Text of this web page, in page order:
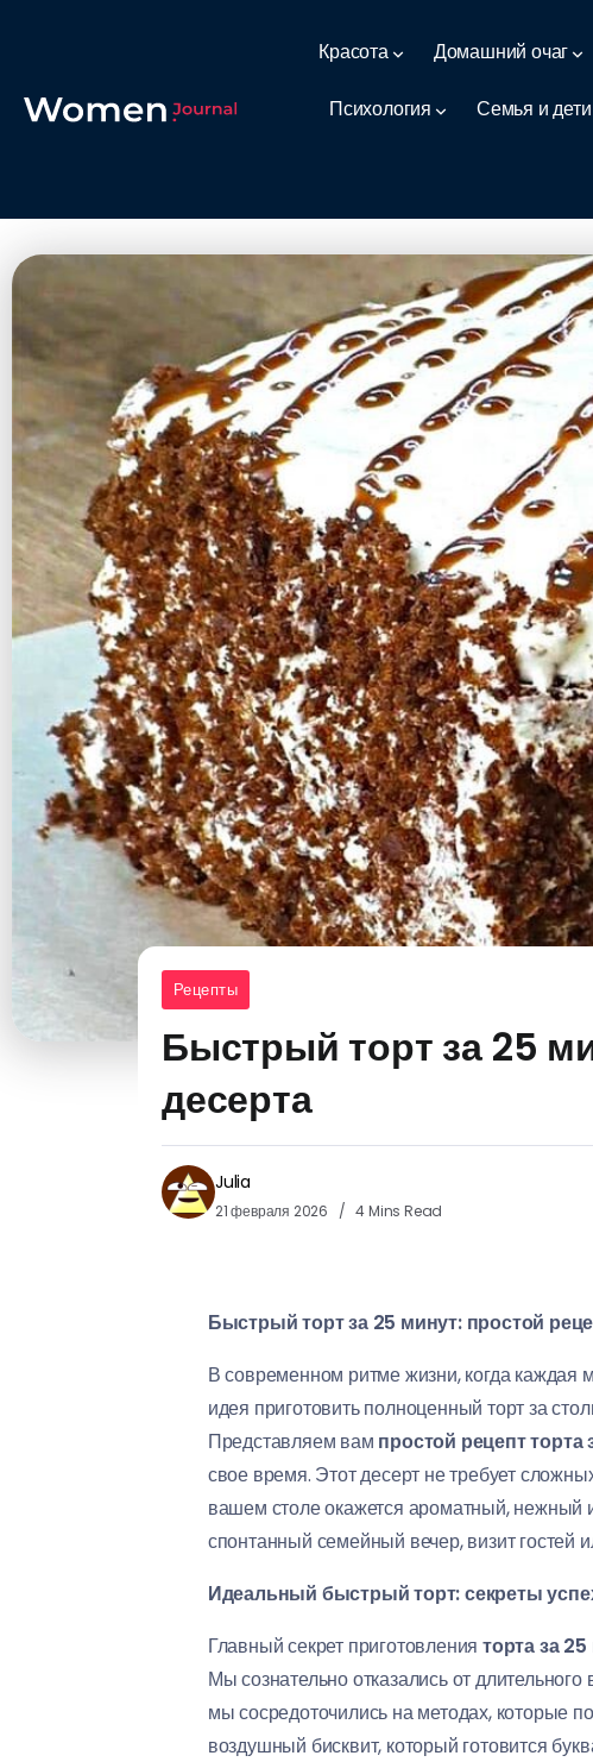
Красота Домашний очаг
Психология Семья и дети
Рецепты
Быстрый торт за 25
десерта
Julia
21 февраля 2026 4 Mins Read
Быстрый торт за 25 минут: простой
В современном ритме жизни, когда каждая
идея приготовить полноценный торт за
Представляем вам простой рецепт торта
свое время. Этот десерт не требует
вашем столе окажется ароматный, нежный
спонтанный семейный вечер, визит гостей
Идеальный быстрый торт: секреты
Главный секрет приготовления торта за
Мы сознательно отказались от
мы сосредоточились на методах, которые
воздушный бисквит, который готовится